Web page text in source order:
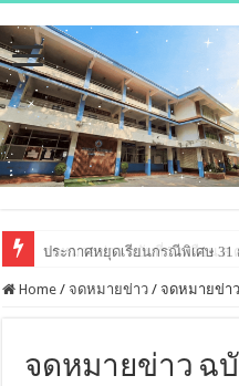
ประกาศหยุดเรียนกรณีพิเศษ 31
Home / จดหมายข่าว / จดหมายข่า
จดหมายข่าว ฉบั